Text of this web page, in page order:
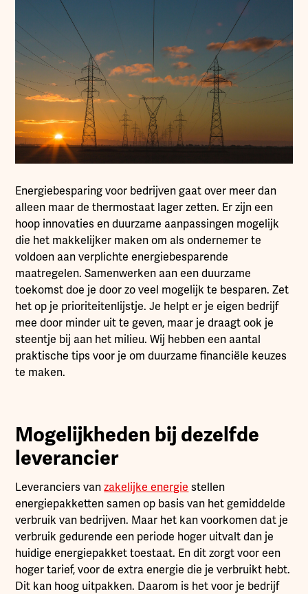
Energiebesparing voor bedrijven gaat over meer dan
alleen maar de thermostaat lager zetten. Er zijn een
hoop innovaties en duurzame aanpassingen mogelijk
die het makkelijker maken om als ondernemer te
voldoen aan verplichte energiebesparende
maatregelen. Samenwerken aan een duurzame
toekomst doe je door zo veel mogelijk te besparen. Zet
het op je prioriteitenlijstje. Je helpt er je eigen bedrijf
mee door minder uit te geven, maar je draagt ook je
steentje bij aan het milieu. Wij hebben een aantal
praktische tips voor je om duurzame financiële keuzes
te maken.
Mogelijkheden bij dezelfde
leverancier
Leveranciers vanzakelijke energie stellen
energiepakketten samen op basis van het gemiddelde
verbruik van bedrijven. Maar het kan voorkomen dat je
verbruik gedurende een periode hoger uitvalt dan je
huidige energiepakket toestaat. En dit zorgt voor een
hoger tarief, voor de extra energie die je verbruikt hebt.
Dit kan hoog uitpakken. Daarom is het voor je bedrijf